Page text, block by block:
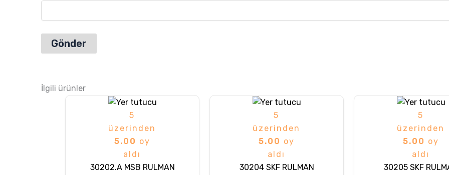
İlgili ürünler
5
üzerinden
5.00 oy
aldı
30202.A MSB RULMAN
5
üzerinden
5.00 oy
aldı
30204 SKF RULMAN
5
üzerinden
5.00 oy
aldı
30205 SKF